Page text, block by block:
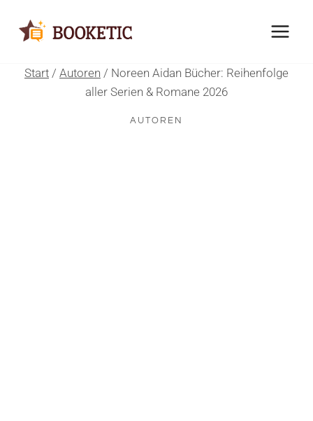
Inhalt
Start / Autoren / Noreen Aidan Bücher: Reihenfolge
aller Serien & Romane 2026
AUTOREN